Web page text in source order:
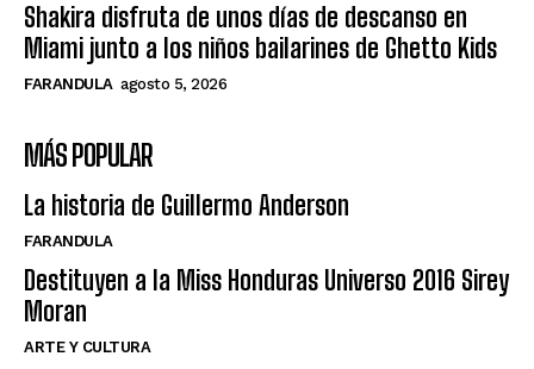
Shakira disfruta de unos días de descanso en
Miami junto a los niños bailarines de Ghetto Kids
FARANDULA agosto 5, 2026
MÁS POPULAR
La historia de Guillermo Anderson
FARANDULA
Destituyen a la Miss Honduras Universo 2016 Sirey
Moran
ARTE Y CULTURA